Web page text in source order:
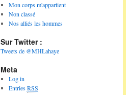
Mon corps m'appartient
Non classé
Nos alliés les hommes
Sur Twitter :
Tweets de @MHLahaye
Meta
Log in
EntriesRSS